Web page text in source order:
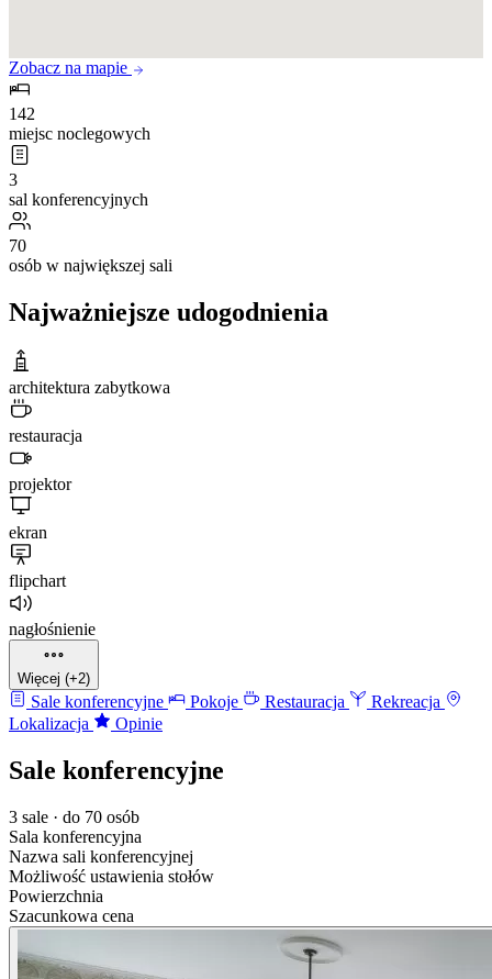
Zobacz na mapie
142
miejsc noclegowych
3
sal konferencyjnych
70
osób w największej sali
Najważniejsze udogodnienia
architektura zabytkowa
restauracja
projektor
ekran
flipchart
nagłośnienie
Więcej (+2)
Sale konferencyjne Pokoje Restauracja
Rekreacja
Lokalizacja
Opinie
Sale konferencyjne
3 sale · do 70 osób
Sala konferencyjna
Nazwa sali konferencyjnej
Możliwość ustawienia stołów
Powierzchnia
Szacunkowa cena